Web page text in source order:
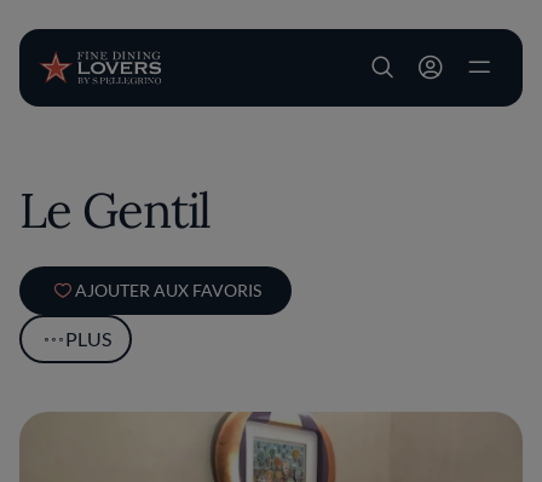
User account
Le Gentil
AJOUTER AUX FAVORIS
PLUS